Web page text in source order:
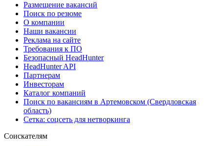
Размещение вакансий
Поиск по резюме
О компании
Наши вакансии
Реклама на сайте
Требования к ПО
Безопасный HeadHunter
HeadHunter API
Партнерам
Инвесторам
Каталог компаний
Поиск по вакансиям в Артемовском (Свердловская
область)
Сетка: соцсеть для нетворкинга
Соискателям